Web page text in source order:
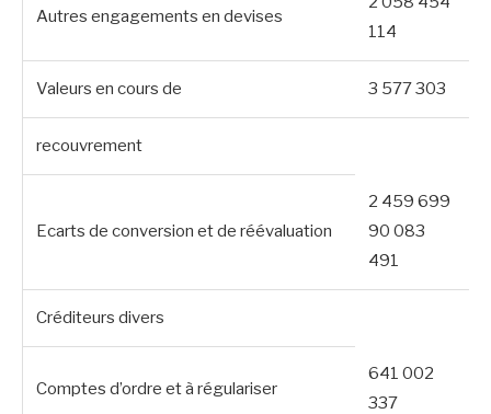
Autres engagements en devises
114
Valeurs en cours de 3 577 303
recouvrement
Ecarts de conversion et de réévaluation
2 459 699
90 083
491
Créditeurs divers
Comptes d’ordre et à régulariser
641 002
337